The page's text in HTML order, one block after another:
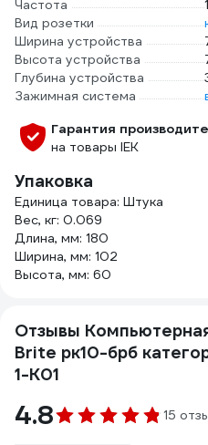
Частота
Вид розетки
Ширина устройства
Высота устройства
Глубина устройства
Зажимная система
Гарантия
на товары IEK
Упаковка
Единица товара: Штука
Вес, кг: 0.069
Длина, мм: 180
Ширина, мм: 102
Высота, мм: 60
Отзывы
Brite рк10-брб
1-K01
4.8 15